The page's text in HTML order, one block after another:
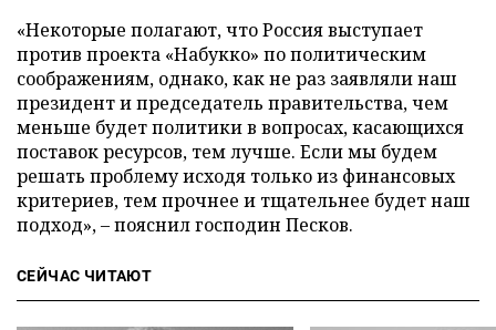
«Некоторые полагают, что Россия выступает
против проекта «Набукко» по политическим
соображениям, однако, как не раз заявляли наш
президент и председатель правительства, чем
меньше будет политики в вопросах, касающихся
поставок ресурсов, тем лучше. Если мы будем
решать проблему исходя только из финансовых
критериев, тем прочнее и тщательнее будет наш
подход», – пояснил господин Песков.
СЕЙЧАС ЧИТАЮТ